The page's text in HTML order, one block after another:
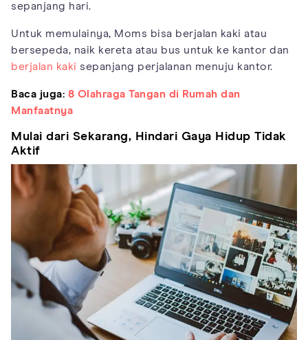
sepanjang hari.
Untuk memulainya, Moms bisa berjalan kaki atau
bersepeda, naik kereta atau bus untuk ke kantor dan
berjalan kaki sepanjang perjalanan menuju kantor.
Baca juga: 8 Olahraga Tangan di Rumah dan
Manfaatnya
Mulai dari Sekarang, Hindari Gaya Hidup Tidak
Aktif